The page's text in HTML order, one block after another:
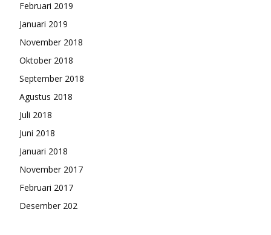
Februari 2019
Januari 2019
November 2018
Oktober 2018
September 2018
Agustus 2018
Juli 2018
Juni 2018
Januari 2018
November 2017
Februari 2017
Desember 202